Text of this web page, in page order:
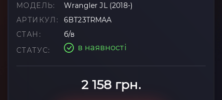
МОДЕЛЬ:
Wrangler JL (2018-)
АРТИКУЛ:
6BT23TRMAA
СТАН:
б/в
СТАТУС:
в наявності
2 158 грн.